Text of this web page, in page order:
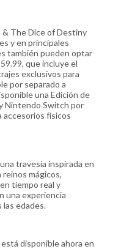
& The Dice of Destiny
y en principales
también pueden optar
que incluye el
exclusivos para
por separado a
una Edición de
Nintendo Switch por
accesorios físicos
travesía inspirada en
reinos mágicos,
tiempo real y
una experiencia
las edades.
disponible ahora en